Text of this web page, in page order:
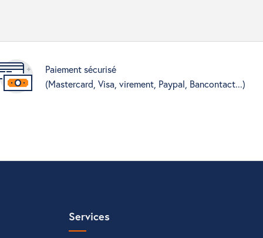
Paiement sécurisé
(Mastercard, Visa, virement, Paypal, Bancontact...)
Services